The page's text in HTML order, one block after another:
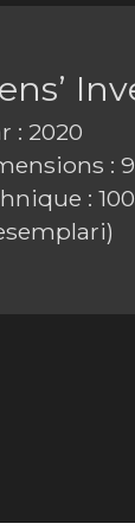
: 2020
:
: